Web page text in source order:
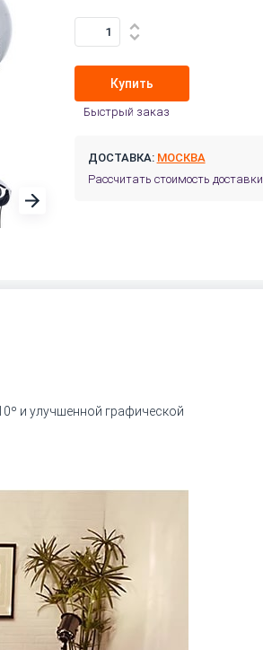
Купить
Быстрый заказ
ДОСТАВКА: МОСКВА
Рассчитать стоимость доставки
и улучшенной графической